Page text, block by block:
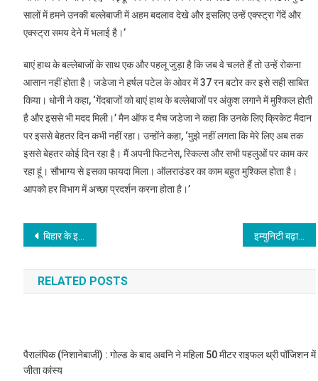
सालों में हमने उनकी बल्लेबाजी में अहम बदलाव देखे और इसलिए उन्हें एक्स्ट्रा गेंदें और
एक्स्ट्रा समय देने में भलाई है।’
बाएं हाथ के बल्लेबाजों के साथ एक और पहलू जुड़ा है कि जब वे चलते हैं तो उन्हें रोकना
आसान नहीं होता है। जडेजा ने हर्षल पटेल के ओवर में 37 रन बटोर कर इसे सही साबित
किया। धोनी ने कहा, ‘गेंदबाजों को बाएं हाथ के बल्लेबाजों पर अंकुश लगाने में मुश्किल होती
है और इससे भी मदद मिली।’ मैन ऑफ द मैच जडेजा ने कहा कि उनके लिए क्रिकेट मैदान
पर इससे बेहतर दिन कभी नहीं रहा। उन्होंने कहा, ‘मुझे नहीं लगता कि मेरे लिए अब तक
इससे बेहतर कोई दिन रहा है। मैं अपनी फिटनेस, स्किल्स और सभी पहलुओं पर काम कर
रहा हूं। सौभाग्य से इसका फायदा मिला। ऑलराउंडर का काम बहुत मुश्किल होता है।
आपको हर विभाग में अच्छा प्रदर्शन करना होता है।’
Post
navigation
बिहार के इस श्मसान घाट में 24 घंटे की वेटिंग, 21 दिनों में 900 से अधिक शवों का दाह संस्कार इम्युनिटी बढ़ाने में कटहल है कारगर, जानें कोरोना से बचाव के लिए क्या-क्या खाएं
RELATED POSTS
पैरालंपिक (निशानेबाजी) : गोल्ड के बाद अवनि ने महिला 50 मीटर राइफल थ्री पॉजिशन में
जीता कांस्य